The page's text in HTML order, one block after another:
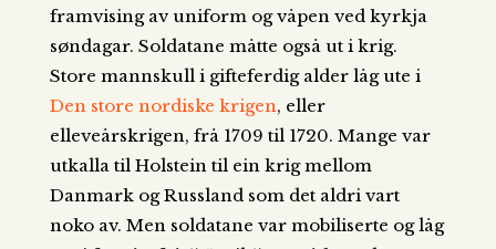
framvising av uniform og våpen ved kyrkja
søndagar. Soldatane måtte også ut i krig.
Store mannskull i gifteferdig alder låg ute i
Den store nordiske krigen, eller
elleveårskrigen, frå 1709 til 1720. Mange var
utkalla til Holstein til ein krig mellom
Danmark og Russland som det aldri vart
noko av. Men soldatane var mobiliserte og låg